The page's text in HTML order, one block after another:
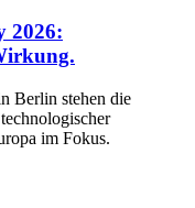
2026:
Berlin stehen die
im Fokus.